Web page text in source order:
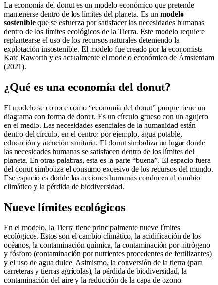
La economía del donut es un modelo económico que pretende
mantenerse dentro de los límites del planeta. Es un modelo
sostenible que se esfuerza por satisfacer las necesidades humanas
dentro de los límites ecológicos de la Tierra. Este modelo requiere
replantearse el uso de los recursos naturales deteniendo la
explotación insostenible. El modelo fue creado por la economista
Kate Raworth y es actualmente el modelo económico de Ámsterdam
(2021).
¿Qué es una economía del donut?
El modelo se conoce como “economía del donut” porque tiene un
diagrama con forma de donut. Es un círculo grueso con un agujero
en el medio. Las necesidades esenciales de la humanidad están
dentro del círculo, en el centro: por ejemplo, agua potable,
educación y atención sanitaria. El donut simboliza un lugar donde
las necesidades humanas se satisfacen dentro de los límites del
planeta. En otras palabras, esta es la parte “buena”. El espacio fuera
del donut simboliza el consumo excesivo de los recursos del mundo.
Ese espacio es donde las acciones humanas conducen al cambio
climático y la pérdida de biodiversidad.
Nueve límites ecológicos
En el modelo, la Tierra tiene principalmente nueve límites
ecológicos. Estos son el cambio climático, la acidificación de los
océanos, la contaminación química, la contaminación por nitrógeno
y fósforo (contaminación por nutrientes procedentes de fertilizantes)
y el uso de agua dulce. Asimismo, la conversión de la tierra (para
carreteras y tierras agrícolas), la pérdida de biodiversidad, la
contaminación del aire y la reducción de la capa de ozono.